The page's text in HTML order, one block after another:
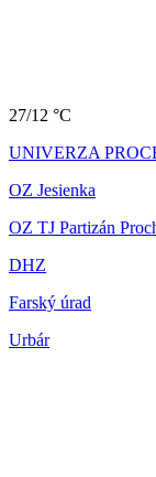
27/12 °C
UNIVERZA
OZ Jesienka
OZ TJ Partizán
DHZ
Farský úrad
Urbár